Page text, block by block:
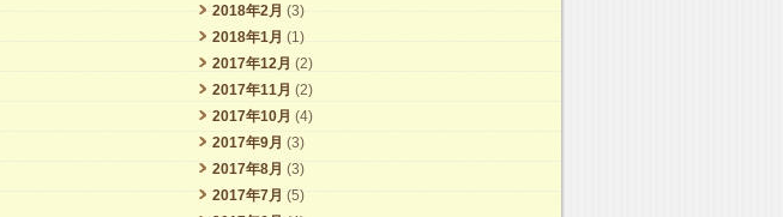
2018年2月 (3)
2018年1月 (1)
2017年12月 (2)
2017年11月 (2)
2017年10月 (4)
2017年9月 (3)
2017年8月 (3)
2017年7月 (5)